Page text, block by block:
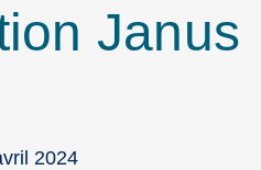
Janus
2024